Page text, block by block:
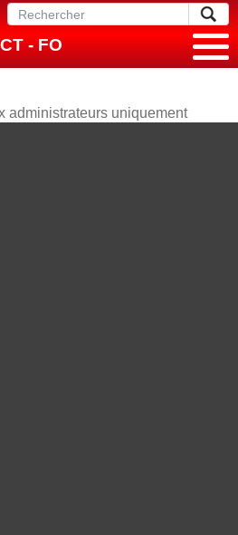
- FO
administrateurs uniquement